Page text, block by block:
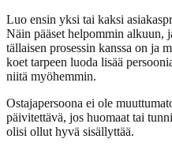
Luo ensin yksi tai kaksi
Näin pääset helpommin alkuun,
tällaisen prosessin kanssa on ja
koet tarpeen luoda lisää
niitä myöhemmin.
Ostajapersoona ei ole
päivitettävä, jos huomaat tai
olisi ollut hyvä sisällyttää.